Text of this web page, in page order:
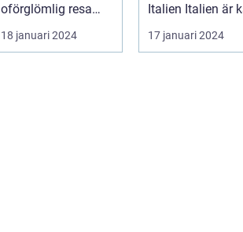
oförglömlig resa
Introduktion:
Valencia, beläg...
18 januari 2024
Italien Italien är känt
för sina fantasti...
17 januari 2024